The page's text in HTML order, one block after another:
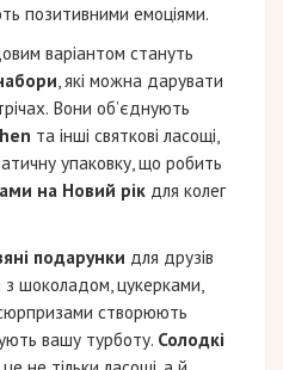
позитивними емоціями.
варіантом стануть
, які можна дарувати
Вони об’єднують
та інші святкові ласощі,
упаковку, що робить
на Новий рік для колег
подарунки для друзів
з шоколадом, цукерками,
створюють
вашу турботу. Солодкі